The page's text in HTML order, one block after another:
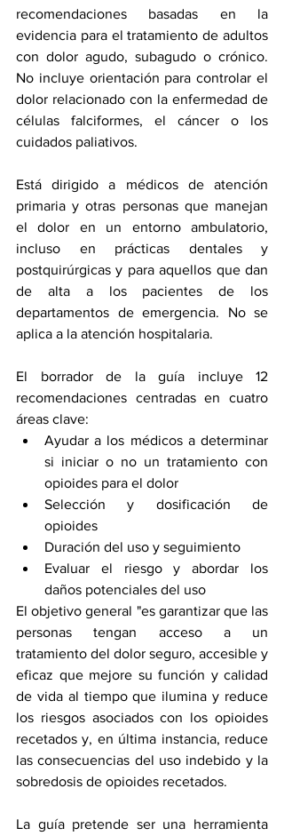
recomendaciones basadas en la
evidencia para el tratamiento de adultos
con dolor agudo, subagudo o crónico.
No incluye orientación para controlar el
dolor relacionado con la enfermedad de
células falciformes, el cáncer o los
cuidados paliativos.
Está dirigido a médicos de atención
primaria y otras personas que manejan
el dolor en un entorno ambulatorio,
incluso en prácticas dentales y
postquirúrgicas y para aquellos que dan
de alta a los pacientes de los
departamentos de emergencia. No se
aplica a la atención hospitalaria.
El borrador de la guía incluye 12
recomendaciones centradas en cuatro
áreas clave:
Ayudar a los médicos a determinar
si iniciar o no un tratamiento con
opioides para el dolor
Selección y dosificación de
opioides
Duración del uso y seguimiento
Evaluar el riesgo y abordar los
daños potenciales del uso
El objetivo general "es garantizar que las
personas tengan acceso a un
tratamiento del dolor seguro, accesible y
eficaz que mejore su función y calidad
de vida al tiempo que ilumina y reduce
los riesgos asociados con los opioides
recetados y, en última instancia, reduce
las consecuencias del uso indebido y la
sobredosis de opioides recetados.
La guía pretende ser una herramienta